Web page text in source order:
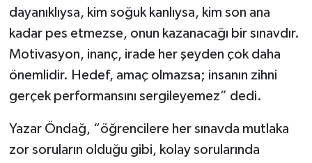
dayanıklıysa, kim soğuk kanlıysa, kim son ana
kadar pes etmezse, onun kazanacağı bir sınavdır.
Motivasyon, inanç, irade her şeyden çok daha
önemlidir. Hedef, amaç olmazsa; insanın zihni
gerçek performansını sergileyemez” dedi.
Yazar Öndağ, “öğrencilere her sınavda mutlaka
zor soruların olduğu gibi, kolay sorularında